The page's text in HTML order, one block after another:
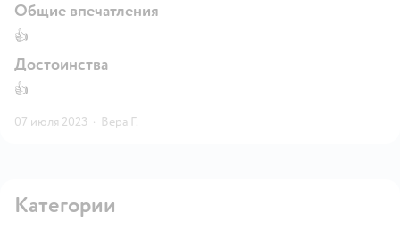
Общие впечатления
👍
Достоинства
👍
07 июля 2023 · Вера Г.
Категории